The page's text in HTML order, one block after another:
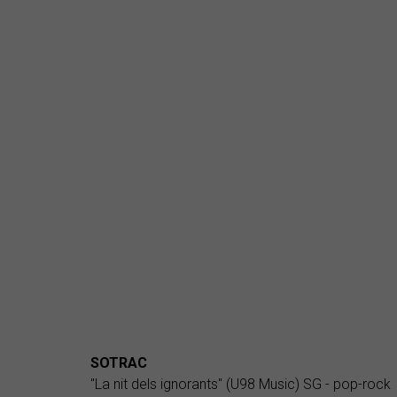
SOTRAC
"La nit dels ignorants" (U98 Music) SG - pop-rock